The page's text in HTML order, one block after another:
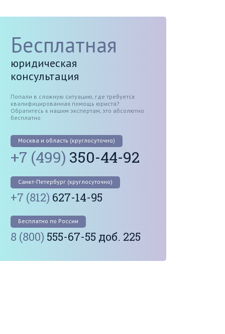
Бесплатная
юридическая
консультация
Попали в сложную ситуацию, где требуется
квалифицированная помощь юриста?
Обратитесь к нашим экспертам, это абсолютно
бесплатно
Москва и область (круглосуточно)
+7 (499) 350-44-92
Санкт-Петербург (круглосуточно)
+7 (812) 627-14-95
Бесплатно по России
8 (800) 555-67-55 доб. 225